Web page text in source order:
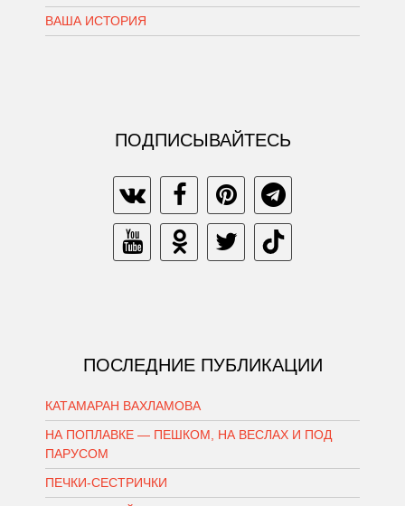
ВАША ИСТОРИЯ
ПОДПИСЫВАЙТЕСЬ
ПОСЛЕДНИЕ ПУБЛИКАЦИИ
КАТАМАРАН ВАХЛАМОВА
НА ПОПЛАВКЕ — ПЕШКОМ, НА ВЕСЛАХ И ПОД
ПАРУСОМ
ПЕЧКИ-СЕСТРИЧКИ